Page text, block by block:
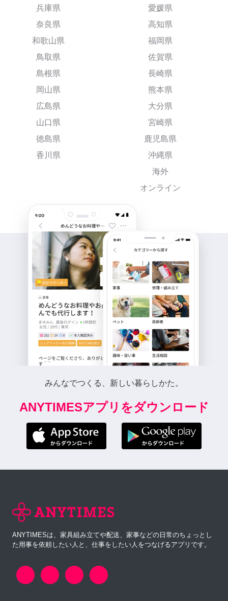
兵庫県
奈良県
和歌山県
鳥取県
島根県
岡山県
広島県
山口県
徳島県
香川県
愛媛県
高知県
福岡県
佐賀県
長崎県
熊本県
大分県
宮崎県
鹿児島県
沖縄県
海外
オンライン
みんなでつくる、新しい暮らしかた。
ANYTIMESアプリをダウンロード
ANYTIMESは、家具組み立てや配送、家事などの日常のちょっとし
た用事を依頼したい人と、仕事をしたい人をつなげるアプリです。